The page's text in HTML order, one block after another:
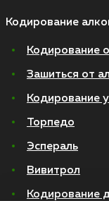
Кодирование
Кодирование
Зашиться от
Кодирование
Торпедо
Эспераль
Вивитрол
Кодирование